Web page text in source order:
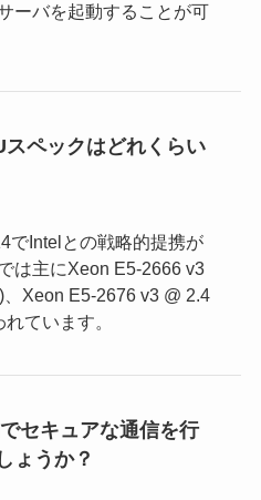
ーバを起動することが可
ペックはどれくらい
でIntelとの戦略的提携が
は主にXeon E5-2666 v3
、Xeon E5-2676 v3 @ 2.4
ています。
セキュアな通信を行
ょうか？